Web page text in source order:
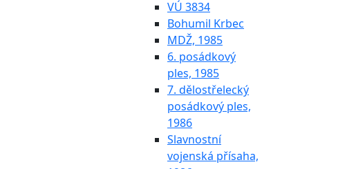
VÚ 3834
Bohumil Krbec
MDŽ, 1985
6. posádkový
ples, 1985
7. dělostřelecký
posádkový ples,
1986
Slavnostní
vojenská přísaha,